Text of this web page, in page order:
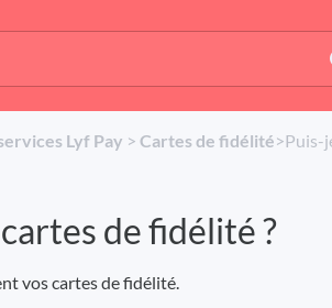
Lyf Pay ​ > ​​Cartes de fidélité​>​
de fidélité ?
vos cartes de fidélité.